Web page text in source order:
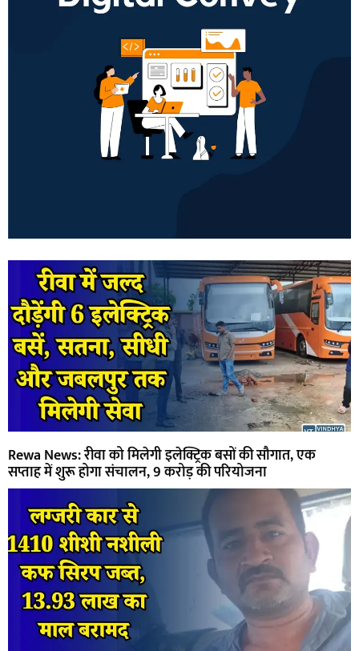
Rewa News: रीवा को मिलेगी इलेक्ट्रिक बसों की सौगात, एक
सप्ताह में शुरू होगा संचालन, 9 करोड़ की परियोजना